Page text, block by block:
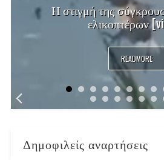
Η στιγμή της
ελικοπτέρων
READMORE
Δημοφιλείς αναρτήσεις